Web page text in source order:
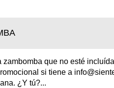
que no esté
si tiene a
¿Y tú?...